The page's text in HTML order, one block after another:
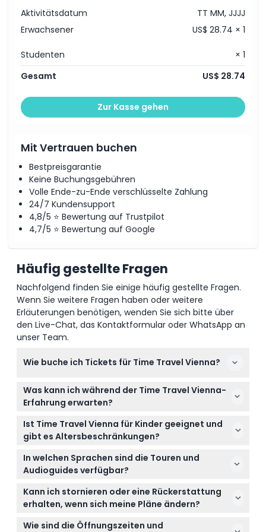
Aktivitätsdatum
TT MM, JJJJ
Erwachsener
US$ 28.74 × 1
Studenten
× 1
Gesamt
US$ 28.74
Zur Kasse gehen
Mit Vertrauen buchen
Bestpreisgarantie
Keine Buchungsgebühren
Volle Ende-zu-Ende verschlüsselte Zahlung
24/7 Kundensupport
4,8/5 ⭐ Bewertung auf Trustpilot
4,7/5 ⭐ Bewertung auf Google
Häufig gestellte Fragen
Nachfolgend finden Sie einige häufig gestellte Fragen.
Wenn Sie weitere Fragen haben oder weitere
Erläuterungen benötigen, wenden Sie sich bitte über
den Live-Chat, das Kontaktformular oder WhatsApp an
unser Team.
Wie buche ich Tickets für Time Travel Vienna?
Sie können Ihre Tickets ganz einfach online hier auf
dieser Webseite buchen, indem Sie während des
Buchungsvorgangs Ihr bevorzugtes Datum und Ihre
bevorzugte Uhrzeit auswählen.
Was kann ich während der Time Travel Vienna-
Erfahrung erwarten?
Die Erfahrung dauert etwa 50 Minuten und umfasst
ein 5D-Kino, animatronische Figuren und
Multimedia-Shows, die die Geschichte Wiens vom
Römerzeitalter bis zum Zweiten Weltkrieg zum
Leben erwecken.
Ist Time Travel Vienna für Kinder geeignet und
gibt es Altersbeschränkungen?
Kinder unter 5 Jahren erhalten freien Eintritt, wenn
sie sich einen Sitzplatz im Kino teilen, aber Kinder
unter 10 Jahren müssen von einer erwachsenen
Person ab 18 Jahren begleitet werden.
In welchen Sprachen sind die Touren und
Audioguides verfügbar?
Die Touren werden auf Deutsch durchgeführt, aber
Audioguides sind in 10 Sprachen verfügbar, darunter
Englisch, Spanisch, Italienisch, Französisch und
Chinesisch, für ein verbessertes Erlebnis.
Kann ich stornieren oder eine Rückerstattung
erhalten, wenn sich meine Pläne ändern?
Tickets sind nicht rückerstattungsfähig und können
Wie sind die Öffnungszeiten und